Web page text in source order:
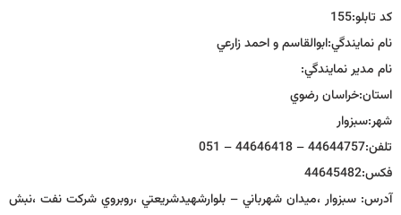
كد تابلو:155
نام نمايندگي:ابوالقاسم و احمد زارعي
نام مدير نمايندگي:
استان:خراسان رضوي
شهر:سبزوار
تلفن:44644757 – 44646418 – 051
فكس:44645482
آدرس:سبزوار ،ميدان شهرباني – بلوارشهيدشريعتي ،روبروي شركت نفت ،نبش